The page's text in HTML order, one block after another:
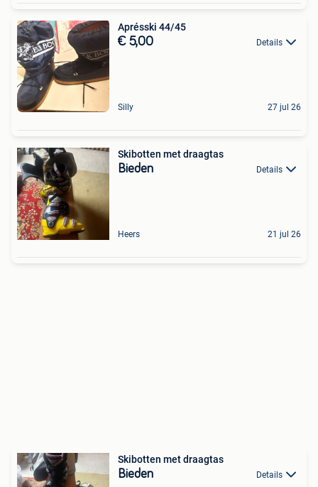
Aprésski 44/45
€ 5,00 Details
Silly 27 jul 26
Skibotten met draagtas
Bieden Details
Heers 21 jul 26
Skibotten met draagtas
Bieden Details